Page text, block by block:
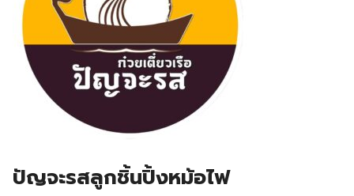
ปัญจะรสลูกชิ้นปิ้งหม้อไฟ